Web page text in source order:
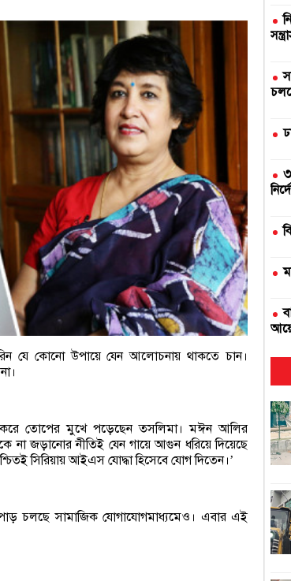
যে কোনো উপায়ে যেন আলোচনায় থাকতে চান।
করে তোপের মুখে পড়েছেন তসলিমা। মঈন আলির
না জড়ানোর নীতিই যেন গায়ে আগুন ধরিয়ে দিয়েছে
সিরিয়ায় আইএস যোদ্ধা হিসেবে যোগ দিতেন।’
চলছে সামাজিক যোগাযোগমাধ্যমেও। এবার এই